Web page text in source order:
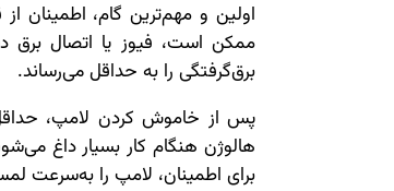
اولین و مهم‌ترین گام، اطمینان
ممکن است، فیوز یا اتصال برق
برق‌گرفتگی را به حداقل می‌رساند.
پس از خاموش کردن لامپ،
هالوژن هنگام کار بسیار داغ
برای اطمینان، لامپ را